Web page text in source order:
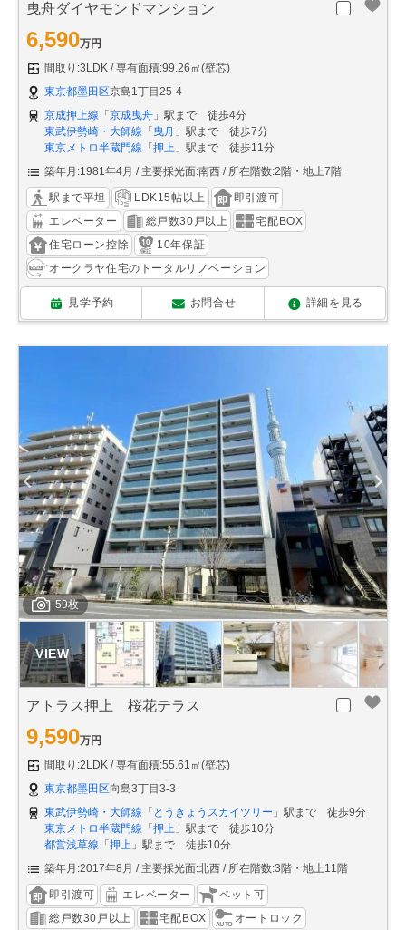
曳舟ダイヤモンドマンション
6,590万円
間取り:3LDK
専有面積:99.26㎡(壁芯)
東京都墨田区京島1丁目25-4
京成押上線 「 京成曳舟 」駅まで 徒歩4分
東武伊勢崎・大師線 「 曳舟 」駅まで 徒歩7分
東京メトロ半蔵門線 「 押上 」駅まで 徒歩11分
築年月:1981年4月
主要採光面:南西 所在階数:2階・地上7階
駅まで平坦 LDK15帖以上
即引渡可
エレベーター
総戸数30戸以上
宅配BOX
住宅ローン控除
10年保証
オークラヤ住宅のトータルリノベーション
見学予約 お問合せ 詳細を見る
59枚
アトラス押上 桜花テラス
9,590万円
間取り:2LDK
専有面積:55.61㎡(壁芯)
東京都墨田区向島3丁目3-3
東武伊勢崎・大師線 「 とうきょうスカイツリー 」駅まで 徒歩9分
東京メトロ半蔵門線 「押上 」駅まで 徒歩10分
都営浅草線 「押上 」駅まで 徒歩10分
築年月:2017年8月
主要採光面:北西 所在階数:3階・地上11階
即引渡可 エレベーター
ペット可
総戸数30戸以上
宅配BOX
オートロック